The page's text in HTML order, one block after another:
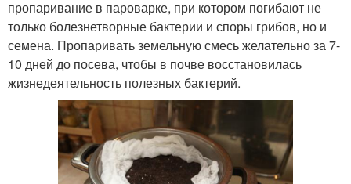
пропаривание в пароварке, при котором погибают не
только болезнетворные бактерии и споры грибов, но и
семена. Пропаривать земельную смесь желательно за 7-
10 дней до посева, чтобы в почве восстановилась
жизнедеятельность полезных бактерий.